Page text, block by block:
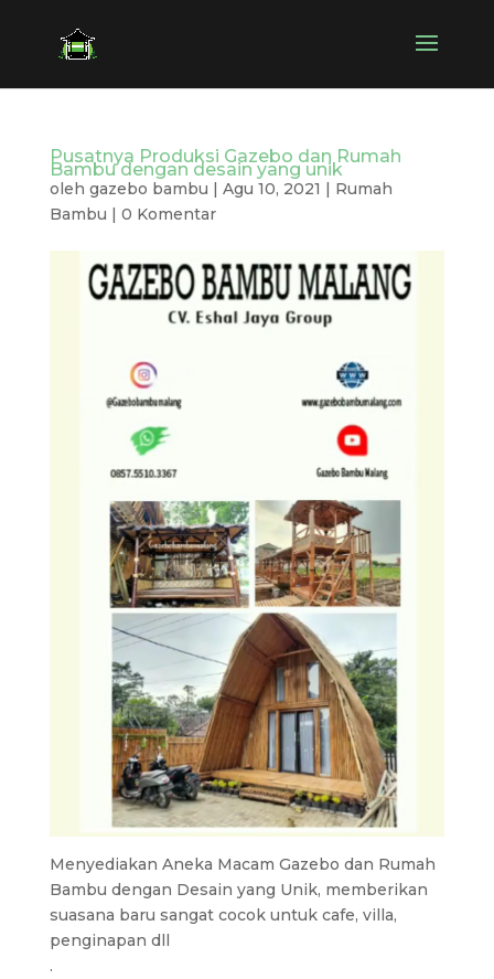
Pusatnya Produksi Gazebo dan Rumah
Bambu dengan desain yang unik
oleh gazebo bambu | Agu 10, 2021 | Rumah
Bambu | 0 Komentar
Menyediakan Aneka Macam Gazebo dan Rumah
Bambu dengan Desain yang Unik, memberikan
suasana baru sangat cocok untuk cafe, villa,
penginapan dll
.